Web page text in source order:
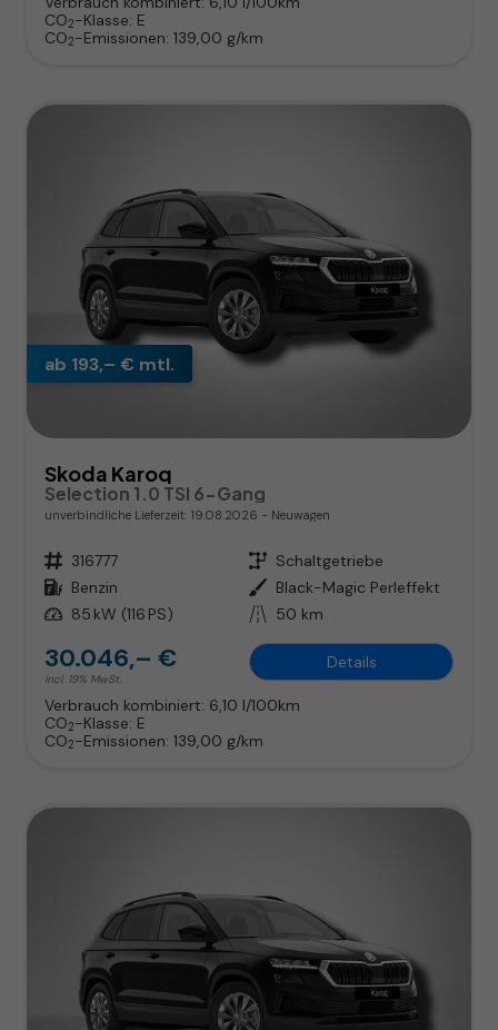
CO2-Klasse: E
CO2-Emissionen: 139,00 g/km
ab 193,– € mtl.
Skoda Karoq
Selection 1.0 TSI 6-Gang
unverbindliche Lieferzeit: 19.08.2026 Neuwagen
Fahrzeugnr. 316777 Getriebe Schaltgetriebe
Kraftstoff Benzin Außenfarbe Black-Magic Perleffekt
Leistung 85 kW (116 PS) Kilometerstand 50 km
30.046,– €
incl. 19% MwSt.
Details
Verbrauch kombiniert: 6,10 l/100km
CO2-Klasse: E
CO2-Emissionen: 139,00 g/km